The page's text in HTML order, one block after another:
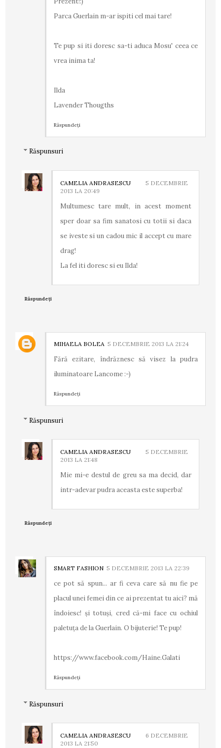
Parca Guerlain m-ar ispiti cel mai tare!
Te pup si iti doresc sa-ti aduca Mosu' ceea ce
vrea inima ta!
Ilda
Lavender Thougths
Răspundeți
Răspunsuri
CAMELIA ANDRASESCU
5 DECEMBRIE
2013 LA 20:49
Multumesc tare mult, in acest moment
sper doar sa fim sanatosi cu totii si daca
se iveste si un cadou mic il accept cu mare
drag!
La fel iti doresc si eu Ilda!
Răspundeți
MIHAELA BOLEA 5 DECEMBRIE 2013 LA 21:24
Fără ezitare, îndrăznesc să visez la pudra
iluminatoare Lancome :-)
Răspundeți
Răspunsuri
CAMELIA ANDRASESCU
5 DECEMBRIE
2013 LA 21:48
Mie mi-e destul de greu sa ma decid, dar
intr-adevar pudra aceasta este superba!
Răspundeți
SMART FASHION 5 DECEMBRIE 2013 LA 22:39
ce pot să spun... ar fi ceva care să nu fie pe
placul unei femei din ce ai prezentat tu aici? mă
îndoiesc! și totuși, cred că-mi face cu ochiul
paletuța de la Guerlain. O bijuterie! Te pup!
https://www.facebook.com/Haine.Galati
Răspundeți
Răspunsuri
CAMELIA ANDRASESCU
6 DECEMBRIE
2013 LA 21:50